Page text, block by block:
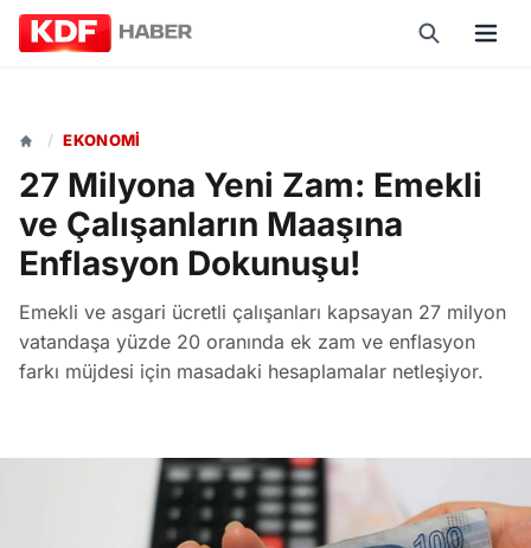
/ EKONOMI
27 Milyona Yeni Zam: Emekli
ve Çalışanların Maaşına
Enflasyon Dokunuşu!
Emekli ve asgari ücretli çalışanları kapsayan 27 milyon
vatandaşa yüzde 20 oranında ek zam ve enflasyon
farkı müjdesi için masadaki hesaplamalar netleşiyor.